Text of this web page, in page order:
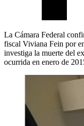
La Cámara Federal
fiscal Viviana Fein por
investiga la muerte del
ocurrida en enero de